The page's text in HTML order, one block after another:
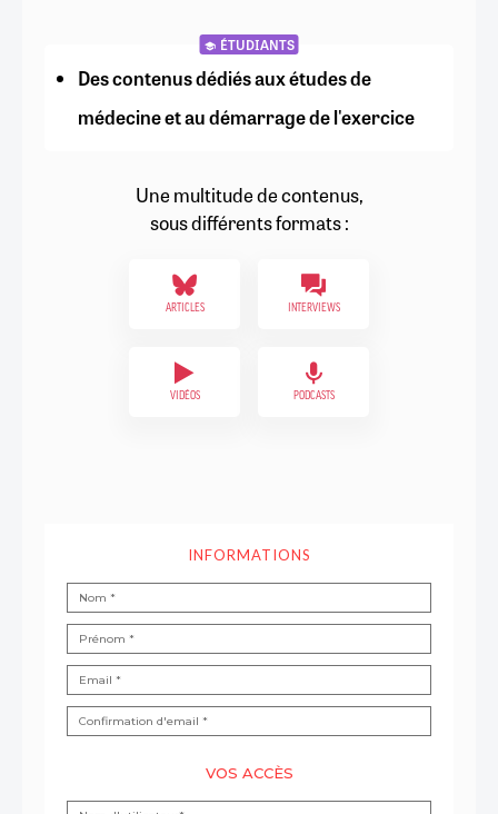
ÉTUDIANTS
Des contenus dédiés aux études de
médecine et au démarrage de l'exercice
Une multitude de contenus,
sous différents formats :
ARTICLES INTERVIEWS
VIDÉOS PODCASTS